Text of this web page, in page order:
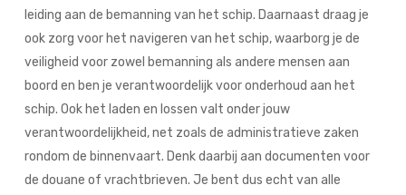
leiding aan de bemanning van het schip. Daarnaast draag je
ook zorg voor het navigeren van het schip, waarborg je de
veiligheid voor zowel bemanning als andere mensen aan
boord en ben je verantwoordelijk voor onderhoud aan het
schip. Ook het laden en lossen valt onder jouw
verantwoordelijkheid, net zoals de administratieve zaken
rondom de binnenvaart. Denk daarbij aan documenten voor
de douane of vrachtbrieven. Je bent dus echt van alle